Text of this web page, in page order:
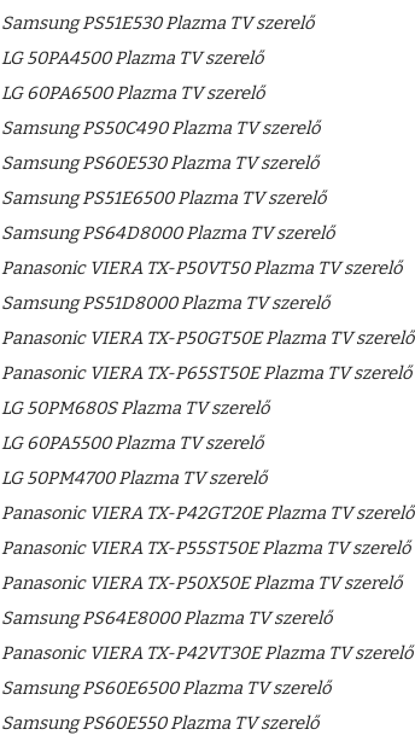
Samsung PS51E530 Plazma TV szerelő
LG 50PA4500 Plazma TV szerelő
LG 60PA6500 Plazma TV szerelő
Samsung PS50C490 Plazma TV szerelő
Samsung PS60E530 Plazma TV szerelő
Samsung PS51E6500 Plazma TV szerelő
Samsung PS64D8000 Plazma TV szerelő
Panasonic VIERA TX-P50VT50 Plazma TV szerelő
Samsung PS51D8000 Plazma TV szerelő
Panasonic VIERA TX-P50GT50E Plazma TV szerelő
Panasonic VIERA TX-P65ST50E Plazma TV szerelő
LG 50PM680S Plazma TV szerelő
LG 60PA5500 Plazma TV szerelő
LG 50PM4700 Plazma TV szerelő
Panasonic VIERA TX-P42GT20E Plazma TV szerelő
Panasonic VIERA TX-P55ST50E Plazma TV szerelő
Panasonic VIERA TX-P50X50E Plazma TV szerelő
Samsung PS64E8000 Plazma TV szerelő
Panasonic VIERA TX-P42VT30E Plazma TV szerelő
Samsung PS60E6500 Plazma TV szerelő
Samsung PS60E550 Plazma TV szerelő